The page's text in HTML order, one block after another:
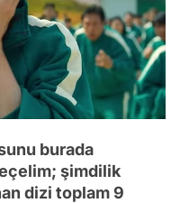
burada
şimdilik
dizi toplam 9